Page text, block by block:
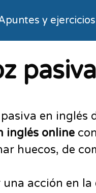
y
en
inglés online
huecos, de
acción en